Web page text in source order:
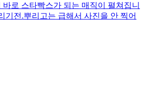
로 스타빡스가 되는 매직이 펼쳐집니
기전.뿌리고는 급해서 사진을 안 찍어